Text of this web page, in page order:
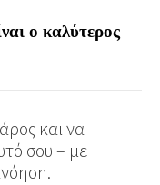
ο καλύτερος
και να
σου – με